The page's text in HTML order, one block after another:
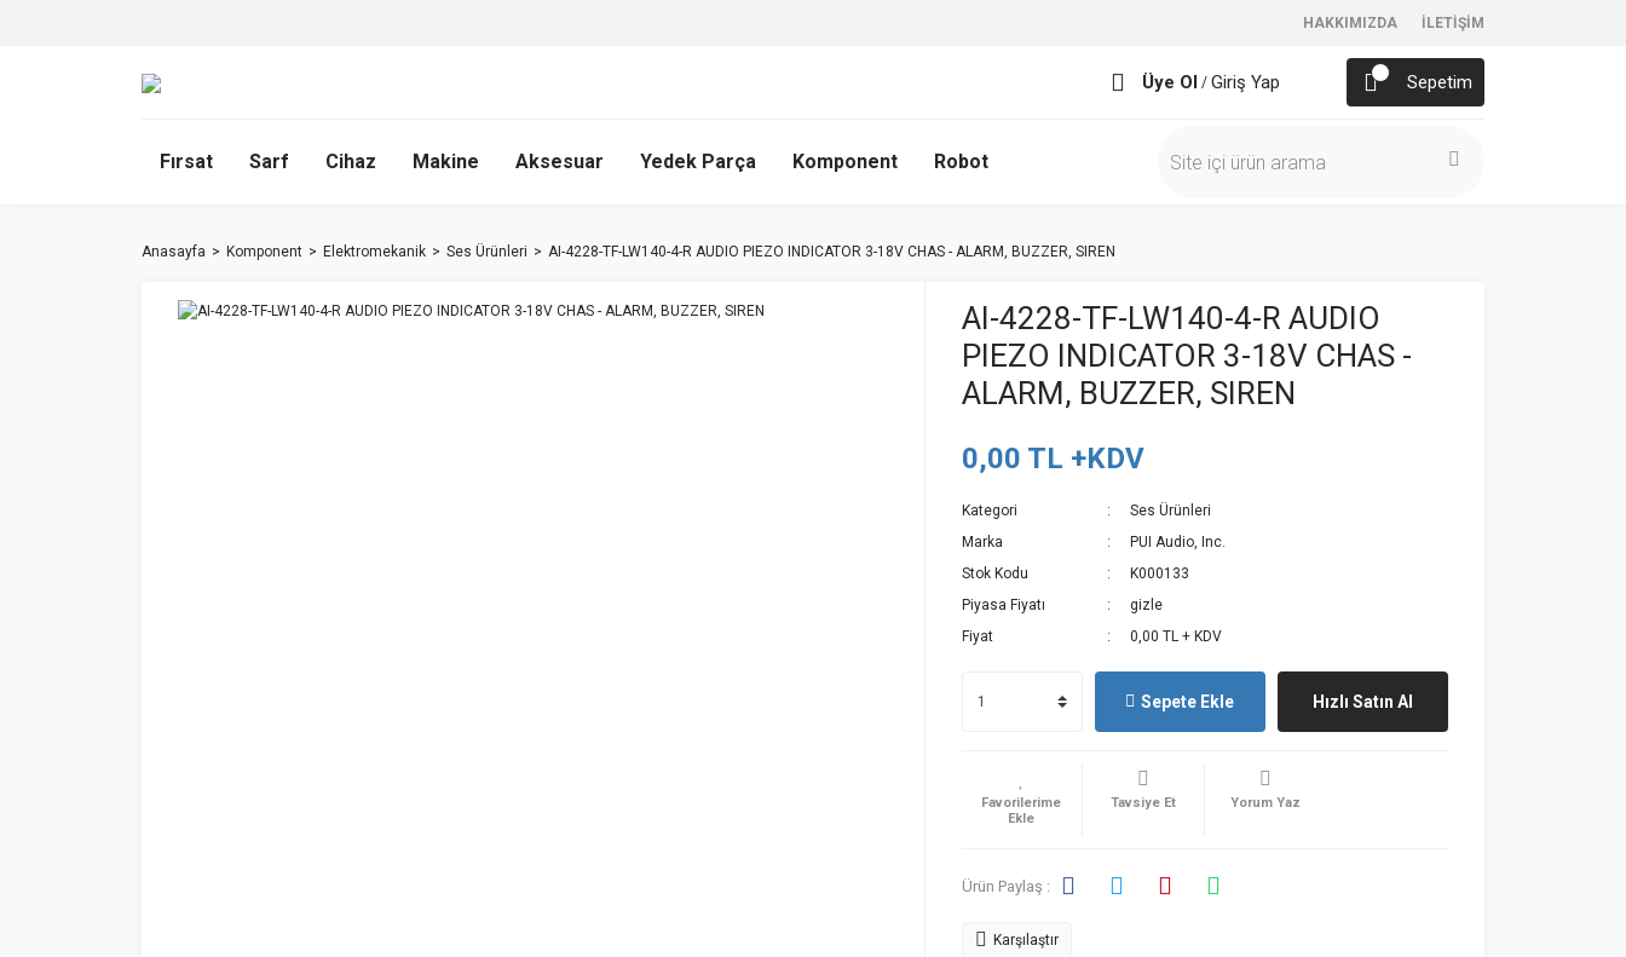
HAKKIMIZDA İLETİŞİM
Üye Ol / Giriş Yap Sepetim
Fırsat Sarf Cihaz Makine Aksesuar Yedek Parça Komponent Robot
Anasayfa Komponent Elektromekanik Ses Ürünleri AI-4228-TF-LW140-4-R AUDIO PIEZO INDICATOR 3-18V CHAS - ALARM, BUZZER, SIREN
AI-4228-TF-LW140-4-R AUDIO
PIEZO INDICATOR 3-18V CHAS -
ALARM, BUZZER, SIREN
0,00 TL +KDV
Kategori
Ses Ürünleri
Marka
PUI Audio, Inc.
Stok Kodu
K000133
Piyasa Fiyatı
gizle
Fiyat
0,00 TL + KDV
Sepete Ekle Hızlı Satın Al
Tavsiye Et Yorum Yaz
Ürün Paylaş :
Karşılaştır